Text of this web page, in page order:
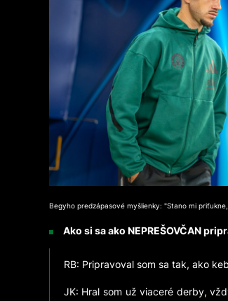
Begyho predzápasové myšlienky: "Stano mi
Ako si sa ako NEPREŠOVČAN
RB: Pripravoval som sa tak, ako
JK: Hral som už viaceré derby,